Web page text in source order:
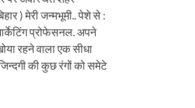
) मेरी जन्मभूमी.. पेशे से :
प्रोफेसनल. अपने
रहने वाला एक सीधा
की कुछ रंगों को समेटे